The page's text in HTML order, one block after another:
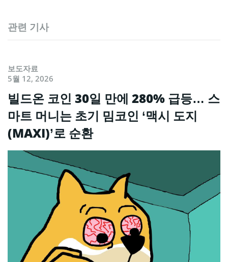
관련 기사
보도자료
5월 12, 2026
빌드온 코인 30일 만에 280% 급등… 스
마트 머니는 초기 밈코인 ‘맥시 도지
(MAXI)’로 순환